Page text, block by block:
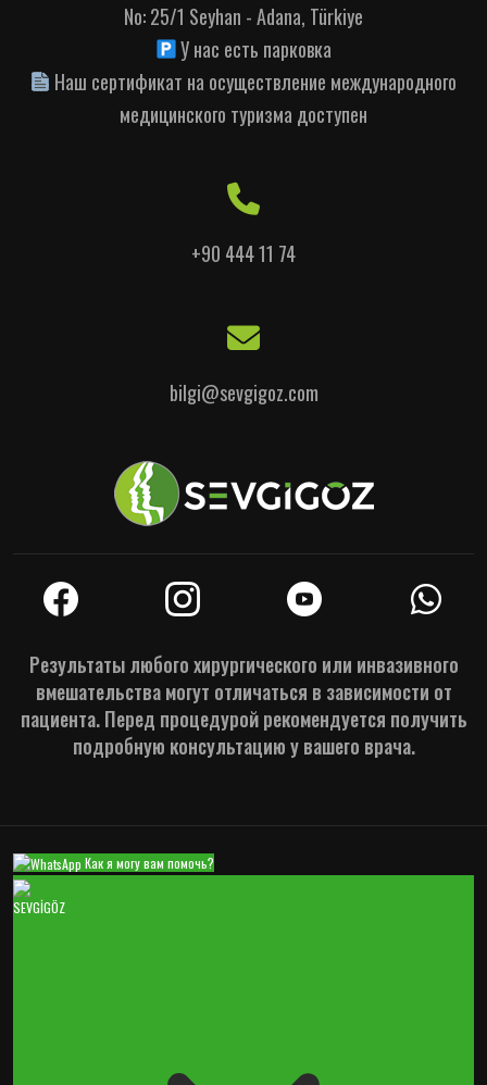
No: 25/1 Seyhan - Adana, Türkiye
У нас есть парковка
Наш сертификат на осуществление международного
медицинского туризма доступен
+90 444 11 74
bilgi@sevgigoz.com
Результаты любого хирургического или инвазивного
вмешательства могут отличаться в зависимости от
пациента. Перед процедурой рекомендуется получить
подробную консультацию у вашего врача.
Как я могу вам помочь?
SEVGİGÖZ